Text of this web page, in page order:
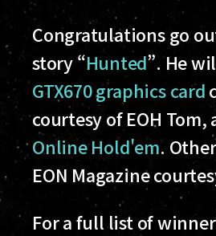
Congratulations go
story “Hunted”. He
GTX670 graphics card
courtesy of EOH
Online Hold'em.
EON Magazine
For a full list of